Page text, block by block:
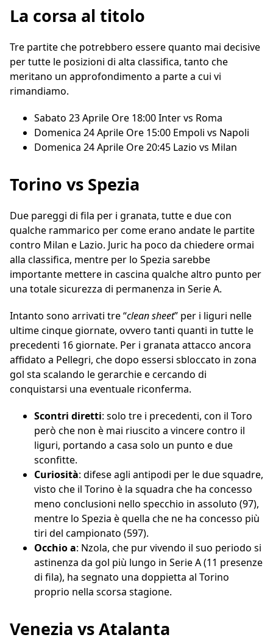
La corsa al titolo
Tre partite che potrebbero essere quanto mai decisive
per tutte le posizioni di alta classifica, tanto che
meritano un approfondimento a parte a cui vi
rimandiamo.
Sabato 23 Aprile Ore 18:00Inter vs Roma
Domenica 24 Aprile Ore 15:00 Empoli vs Napoli
Domenica 24 Aprile Ore 20:45 Lazio vs Milan
Torino vs Spezia
Due pareggi di fila per i granata, tutte e due con
qualche rammarico per come erano andate le partite
contro Milan e Lazio. Juric ha poco da chiedere ormai
alla classifica, mentre per lo Spezia sarebbe
importante mettere in cascina qualche altro punto per
una totale sicurezza di permanenza in Serie A.
Intanto sono arrivati tre “clean sheet” per i liguri nelle
ultime cinque giornate, ovvero tanti quanti in tutte le
precedenti 16 giornate. Per i granata attacco ancora
affidato a Pellegri, che dopo essersi sbloccato in zona
gol sta scalando le gerarchie e cercando di
conquistarsi una eventuale riconferma.
Scontri diretti: solo tre i precedenti, con il Toro
però che non è mai riuscito a vincere contro il
liguri, portando a casa solo un punto e due
sconfitte.
Curiosità: difese agli antipodi per le due squadre,
visto che il Torino è la squadra che ha concesso
meno conclusioni nello specchio in assoluto (97),
mentre lo Spezia è quella che ne ha concesso più
tiri del campionato (597).
Occhio a: Nzola, che pur vivendo il suo periodo si
astinenza da gol più lungo in Serie A (11 presenze
di fila), ha segnato una doppietta al Torino
proprio nella scorsa stagione.
Venezia vs Atalanta